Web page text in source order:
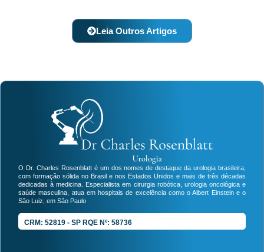
Leia Outros Artigos
O Dr. Charles Rosenblatt é um dos nomes de destaque da urologia brasileira,
com formação sólida no Brasil e nos Estados Unidos e mais de três décadas
dedicadas à medicina. Especialista em cirurgia robótica, urologia oncológica e
saúde masculina, atua em hospitais de excelência como o Albert Einstein e o
São Luiz, em São Paulo
CRM: 52819 - SP RQE Nº: 58736